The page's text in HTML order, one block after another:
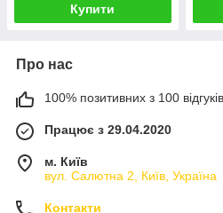
Купити
Про нас
100% позитивних з 100
Працює з 29.04.2020
м. Київ
вул. Салютна 2, Київ, Україна
Контакти